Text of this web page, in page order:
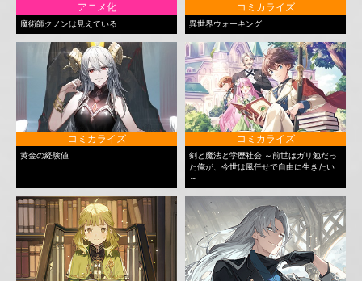
アニメ化
魔術師クノンは見えている
コミカライズ
異世界ウォーキング
コミカライズ
黄金の経験値
コミカライズ
剣と魔法と学歴社会 ～前世はガリ勉だっ
た俺が、今世は風任せで自由に生きたい
～